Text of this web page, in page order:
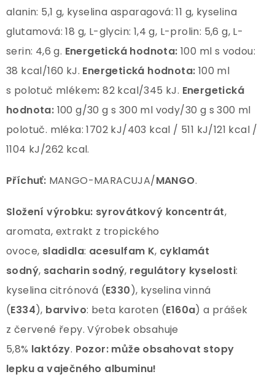
alanin: 5,1 g, kyselina asparagová: 11 g, kyselina
glutamová: 18 g, L-glycin: 1,4 g, L-prolin: 5,6 g, L-
serin: 4,6 g. Energetická hodnota: 100 ml s vodou:
38 kcal/160 kJ. Energetická hodnota: 100 ml
s polotuč mlékem: 82 kcal/345 kJ. Energetická
hodnota: 100 g/30 g s 300 ml vody/30 g s 300 ml
polotuč. mléka: 1702 kJ/403 kcal / 511 kJ/121 kcal /
1104 kJ/262 kcal.
Příchuť: MANGO-MARACUJA/MANGO.
Složení výrobku: syrovátkový koncentrát,
aromata, extrakt z tropického
ovoce, sladidla: acesulfam K, cyklamát
sodný, sacharin sodný, regulátory kyselosti:
kyselina citrónová (E330), kyselina vinná
(E334), barvivo: beta karoten (E160a) a prášek
z červené řepy. Výrobek obsahuje
5,8% laktózy. Pozor: může obsahovat stopy
lepku a vaječného albuminu!